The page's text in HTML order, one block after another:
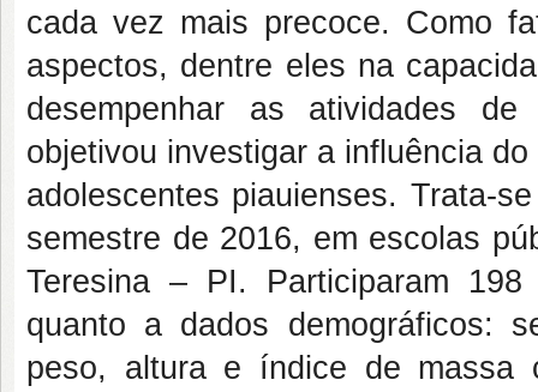
cada vez mais precoce. Como
aspectos, dentre eles na
desempenhar as atividades
objetivou investigar a influência
adolescentes piauienses. Trata-
semestre de 2016, em escolas
Teresina – PI. Participaram
quanto a dados demográficos:
peso, altura e índice de massa